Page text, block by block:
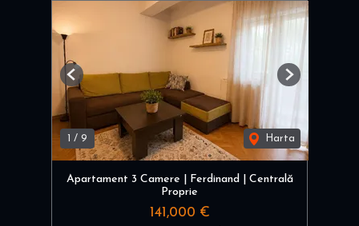
1 / 9 Harta
Previous Next
Apartament 3 Camere | Ferdinand | Centrală
Proprie
141,000 €